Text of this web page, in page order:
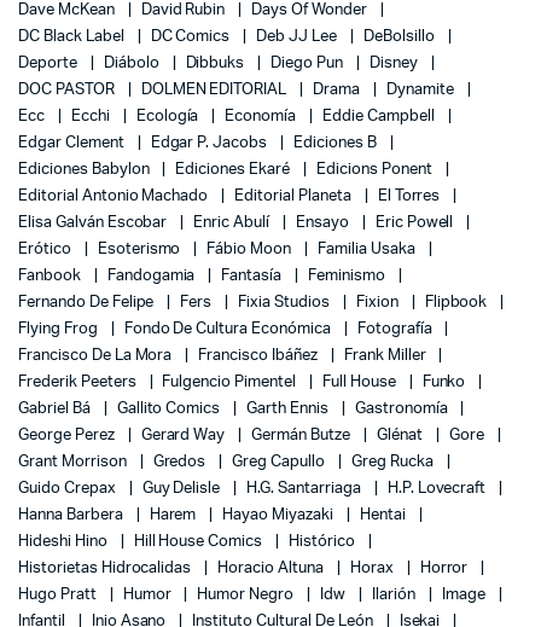
Dave McKean
David Rubin
Days Of Wonder
DC Black Label
DC Comics Deb JJ Lee
DeBolsillo
Deporte
Diábolo Dibbuks Diego Pun
Disney
DOC PASTOR
DOLMEN EDITORIAL Drama
Dynamite
Ecc
Ecchi Ecología Economía
Eddie Campbell
Edgar Clement
Edgar P. Jacobs
Ediciones B
Ediciones Babylon
Ediciones Ekaré
Edicions Ponent
Editorial Antonio Machado
Editorial Planeta
El Torres
Elisa Galván Escobar
Enric Abulí Ensayo
Eric Powell
Erótico
Esoterismo Fábio Moon
Familia Usaka
Fanbook
Fandogamia Fantasía
Feminismo
Fernando De Felipe
Fers Fixia Studios Fixion
Flipbook
Flying Frog
Fondo De Cultura Económica
Fotografía
Francisco De La Mora
Francisco Ibáñez
Frank Miller
Frederik Peeters
Fulgencio Pimentel Full House
Funko
Gabriel Bá
Gallito Comics Garth Ennis
Gastronomía
George Perez
Gerard Way Germán Butze Glénat
Gore
Grant Morrison
Gredos Greg Capullo
Greg Rucka
Guido Crepax
Guy Delisle H.G. Santarriaga
H.P. Lovecraft
Hanna Barbera
Harem Hayao Miyazaki
Hentai
Hideshi Hino
Hill House Comics
Histórico
Historietas Hidrocalidas
Horacio Altuna Horax
Horror
Hugo Pratt
Humor Humor Negro Idw Ilarión
Image
Infantil
Inio Asano Instituto Cultural De León
Isekai